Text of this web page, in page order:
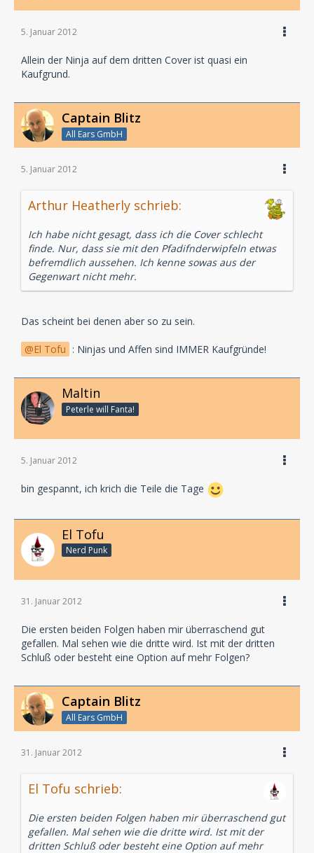
5. Januar 2012
Allein der Ninja auf dem dritten Cover ist quasi ein
Kaufgrund.
Captain Blitz
All Ears GmbH
5. Januar 2012
Arthur Heatherly schrieb:
Ich habe nicht gesagt, dass ich die Cover schlecht
finde. Nur, dass sie mit den Pfadifnderwipfeln etwas
befremdlich aussehen. Ich kenne sowas aus der
Gegenwart nicht mehr.
Das scheint bei denen aber so zu sein.
El Tofu : Ninjas und Affen sind IMMER Kaufgründe!
Maltin
Peterle will Fanta!
5. Januar 2012
bin gespannt, ich krich die Teile die Tage
El Tofu
Nerd Punk
31. Januar 2012
Die ersten beiden Folgen haben mir überraschend gut
gefallen. Mal sehen wie die dritte wird. Ist mit der dritten
Schluß oder besteht eine Option auf mehr Folgen?
Captain Blitz
All Ears GmbH
31. Januar 2012
El Tofu schrieb:
Die ersten beiden Folgen haben mir überraschend gut
gefallen. Mal sehen wie die dritte wird. Ist mit der
dritten Schluß oder besteht eine Option auf mehr